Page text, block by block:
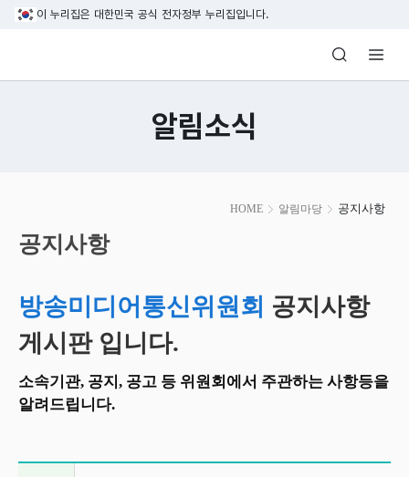
본문 바로가기
이 누리집은 대한민국 공식 전자정부 누리집입니다.
방송미디어통신위원회 Korea Media
알림소식
HOME 알림마당 공지사항
시
작
공지사항
방송미디어통신위원회 공지사항
게시판 입니다.
소속기관, 공지, 공고 등 위원회에서 주관하는 사항등을
알려드립니다.